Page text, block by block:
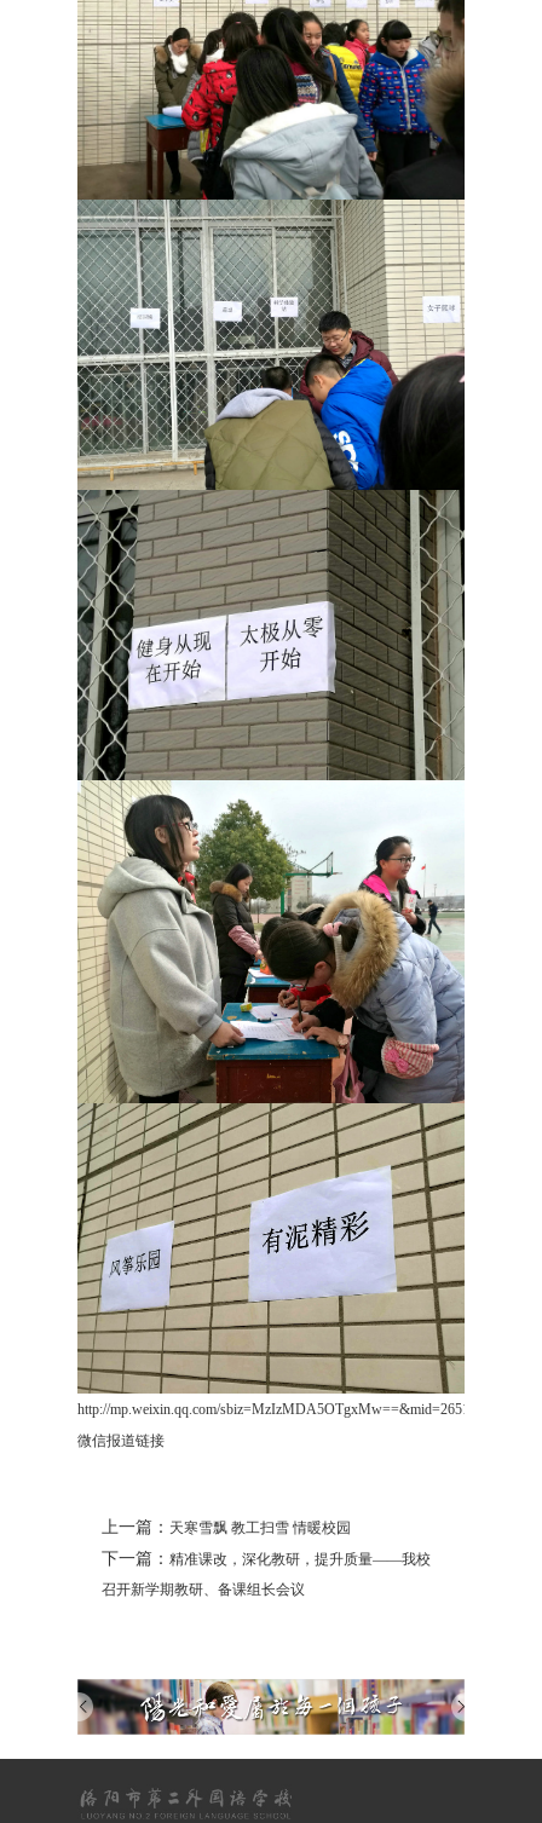
http://mp.weixin.qq.com/
微信报道链接
上一篇： 天寒雪飘 教工扫雪 情暖校园
下一篇： 精准课改，深化教研，提升质量——我校
召开新学期教研、备课组长会议